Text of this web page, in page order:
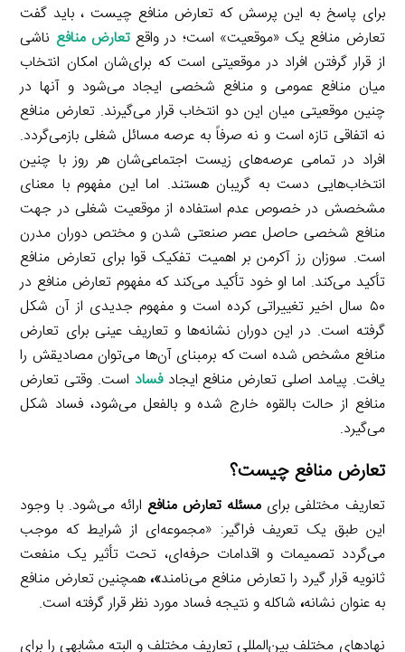
برای پاسخ به این پرسش که تعارض منافع چیست ، باید گفت
تعارض منافع یک «موقعیت» است؛ در واقعتعارض منافع ناشی
از قرار گرفتن افراد در موقعیتی است که برای‌شان امکان انتخاب
میان منافع عمومی و منافع شخصی ایجاد می‌شود و آنها در
چنین موقعیتی میان این دو انتخاب قرار می‌گیرند. تعارض منافع
نه اتفاقی تازه است و نه صرفاً به عرصه مسائل شغلی بازمی‌گردد.
افراد در تمامی عرصه‌های زیست اجتماعی‌شان هر روز با چنین
انتخاب‌هایی دست به گریبان هستند. اما این مفهوم با معنای
مشخصش در خصوص عدم استفاده از موقعیت شغلی در جهت
منافع شخصی حاصل عصر صنعتی شدن و مختص دوران مدرن
است. سوزان رز آکرمن بر اهمیت تفکیک قوا برای تعارض منافع
تأکید می‌کند. اما او خود تأکید می‌کند که مفهوم تعارض منافع در
۵۰ سال اخیر تغییراتی کرده است و مفهوم جدیدی از آن شکل
گرفته است. در این دوران نشانه‌ها و تعاریف عینی برای تعارض
منافع مشخص شده است که برمبنای آن‌ها می‌توان مصادیقش را
یافت. پیامد اصلی تعارض منافع ایجادفساد است. وقتی تعارض
منافع از حالت بالقوه خارج شده و بالفعل می‌شود، فساد شکل
می‌گیرد.
تعارض منافع چیست؟
تعاریف مختلفی برای مسئله تعارض منافع ارائه می‌شود. با وجود
این طبق یک تعریف فراگیر: «مجموعه‌ای از شرایط که موجب
می‌گردد تصمیمات و اقدامات حرفه‌ای، تحت تأثیر یک منفعت
ثانویه قرار گیرد را تعارض منافع می‌نامند»،همچنین تعارض منافع
به عنوان نشانه، شاکله و نتیجه فساد مورد نظر قرار گرفته است.
نهادهای مختلف بین‌المللی تعاریف مختلف و البته مشابهی را برای